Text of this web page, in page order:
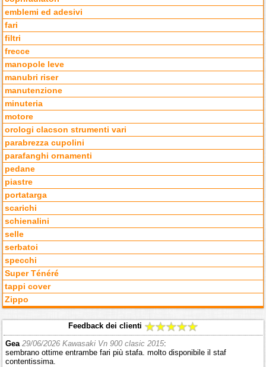
emblemi ed adesivi
fari
filtri
frecce
manopole leve
manubri riser
manutenzione
minuteria
motore
orologi clacson strumenti vari
parabrezza cupolini
parafanghi ornamenti
pedane
piastre
portatarga
scarichi
schienalini
selle
serbatoi
specchi
Super Ténéré
tappi cover
Zippo
Feedback dei clienti
Gea 29/06/2026 Kawasaki Vn 900 clasic 2015:
sembrano ottime entrambe fari più stafa. molto disponibile il staf
contentissima.